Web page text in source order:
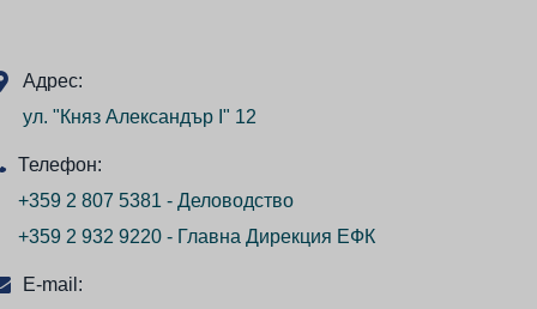
Адрес:
ул. "Княз Александър I" 12
Телефон:
+359 2 807 5381 - Деловодство
+359 2 932 9220 - Главна Дирекция ЕФК
E-mail: